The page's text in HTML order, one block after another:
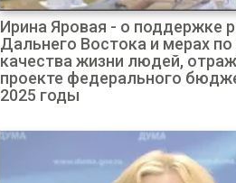
Ирина Яровая - о поддержке
Дальнего Востока и мерах
качества жизни людей,
проекте федерального
2025 годы